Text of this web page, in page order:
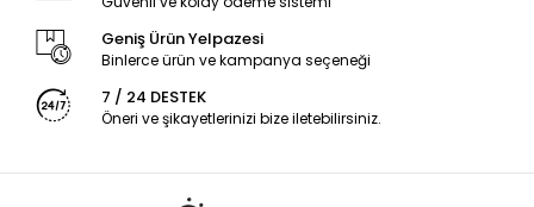
Geniş Ürün Yelpazesi
Binlerce ürün ve kampanya seçeneği
7 / 24 DESTEK
Öneri ve şikayetlerinizi bize iletebilirsiniz.